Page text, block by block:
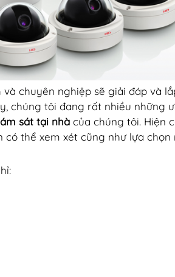
chuyên nghiệp sẽ giải đáp và
chúng tôi đang rất nhiều những
sát tại nhà của chúng tôi. Hiện
thể xem xét cũng như lựa chọn